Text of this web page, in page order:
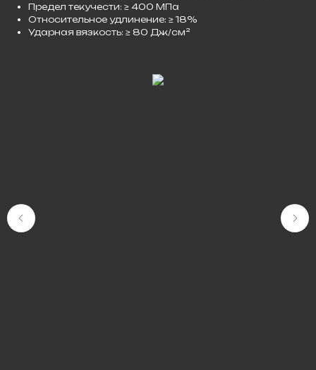
Предел текучести: ≥ 400 МПа
Относительное удлинение: ≥ 18%
Ударная вязкость: ≥ 80 Дж/см²​